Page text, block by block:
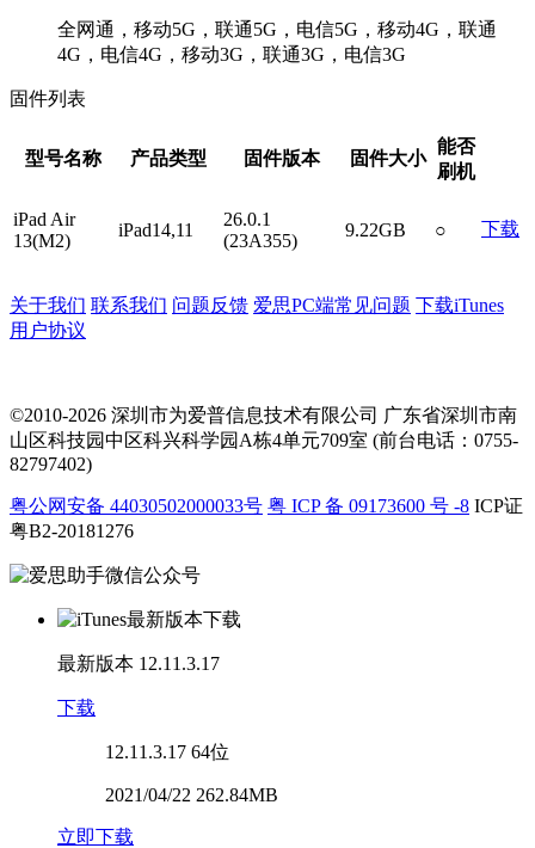
全网通，移动5G，联通5G，电信5G，移动4G，联通
4G，电信4G，移动3G，联通3G，电信3G
固件列表
型号名称 产品类型 固件版本 固件大小
能否
刷机
iPad Air
13(M2)
iPad14,11
26.0.1
(23A355)
9.22GB ○ 下载
关于我们 联系我们 问题反馈 爱思PC端常见问题 下载iTunes
用户协议
©2010-2026 深圳市为爱普信息技术有限公司 广东省深圳市南
山区科技园中区科兴科学园A栋4单元709室 (前台电话：0755-
82797402)
粤公网安备 44030502000033号 粤 ICP 备 09173600 号 -8 ICP证
粤B2-20181276
最新版本 12.11.3.17
下载
12.11.3.17 64位
2021/04/22 262.84MB
立即下载